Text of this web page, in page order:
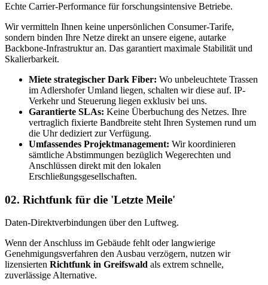
Echte Carrier-Performance für forschungsintensive Betriebe.
Wir vermitteln Ihnen keine unpersönlichen Consumer-Tarife,
sondern binden Ihre Netze direkt an unsere eigene, autarke
Backbone-Infrastruktur an. Das garantiert maximale Stabilität und
Skalierbarkeit.
Miete strategischer Dark Fiber: Wo unbeleuchtete Trassen
im Adlershofer Umland liegen, schalten wir diese auf. IP-
Verkehr und Steuerung liegen exklusiv bei uns.
Garantierte SLAs: Keine Überbuchung des Netzes. Ihre
vertraglich fixierte Bandbreite steht Ihren Systemen rund um
die Uhr dediziert zur Verfügung.
Umfassendes Projektmanagement: Wir koordinieren
sämtliche Abstimmungen bezüglich Wegerechten und
Anschlüssen direkt mit den lokalen
Erschließungsgesellschaften.
02. Richtfunk für die 'Letzte Meile'
Daten-Direktverbindungen über den Luftweg.
Wenn der Anschluss im Gebäude fehlt oder langwierige
Genehmigungsverfahren den Ausbau verzögern, nutzen wir
lizensierten Richtfunk in Greifswald als extrem schnelle,
zuverlässige Alternative.